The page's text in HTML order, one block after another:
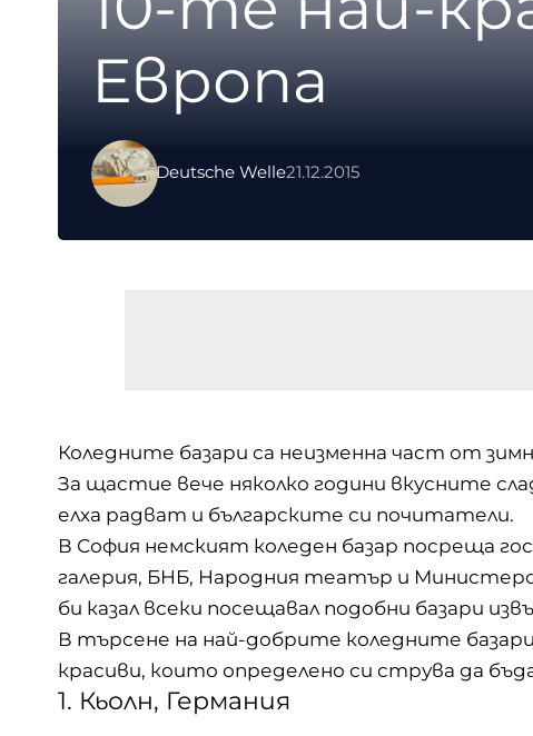
Европа
Deutsche Welle21.12.2015
Коледните базари са неизменна част от
За щастие вече няколко години вкусните
елха радват и българските си почитатели.
В София немският коледен базар посреща
галерия, БНБ, Народния театър и
би казал всеки посещавал подобни базари
В търсене на най-добрите коледните
красиви, които определено си струва да
1. Кьолн, Германия